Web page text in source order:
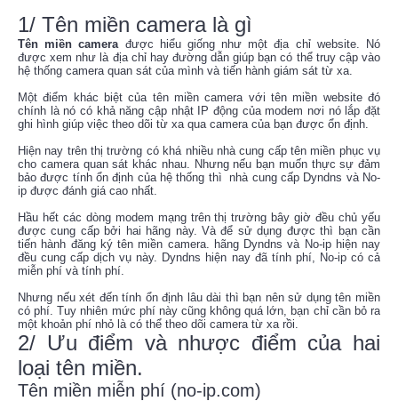
1/ Tên miền camera là gì
Tên miền camera được hiểu giống như một địa chỉ website. Nó
được xem như là địa chỉ hay đường dẫn giúp bạn có thể truy cập vào
hệ thống camera quan sát của mình và tiến hành giám sát từ xa.
Một điểm khác biệt của tên miền camera với tên miền website đó
chính là nó có khả năng cập nhật IP động của modem nơi nó lắp đặt
ghi hình giúp việc theo dõi từ xa qua camera của bạn được ổn định.
Hiện nay trên thị trường có khá nhiều nhà cung cấp tên miền phục vụ
cho camera quan sát khác nhau. Nhưng nếu bạn muốn thực sự đảm
bảo được tính ổn định của hệ thống thì nhà cung cấp Dyndns và No-
ip được đánh giá cao nhất.
Hầu hết các dòng modem mạng trên thị trường bây giờ đều chủ yếu
được cung cấp bởi hai hãng này. Và để sử dụng được thì bạn cần
tiến hành đăng ký tên miền camera. hãng Dyndns và No-ip hiện nay
đều cung cấp dịch vụ này. Dyndns hiện nay đã tính phí, No-ip có cả
miễn phí và tính phí.
Nhưng nếu xét đến tính ổn định lâu dài thì bạn nên sử dụng tên miền
có phí. Tuy nhiên mức phí này cũng không quá lớn, bạn chỉ cần bỏ ra
một khoản phí nhỏ là có thể theo dõi camera từ xa rồi.
2/ Ưu điểm và nhược điểm của hai
loại tên miền.
Tên miền miễn phí (no-ip.com)